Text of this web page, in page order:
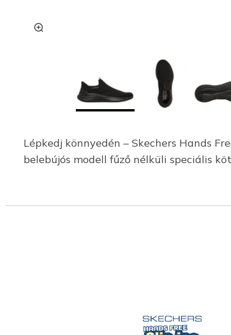
Lépkedj könnyedén – Skechers Hands
belebújós modell fűző nélküli speciális